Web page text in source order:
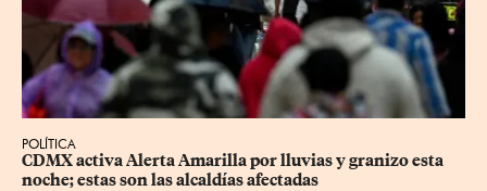
POLÍTICA
CDMX activa Alerta Amarilla por lluvias y granizo esta
noche; estas son las alcaldías afectadas